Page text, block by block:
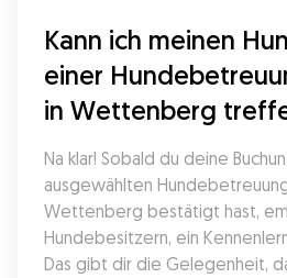
Kann ich meinen
einer
in Wettenberg
Na klar! Sobald du deine
ausgewählten
Wettenberg bestätigt hast,
Hundebesitzern, ein
Das gibt dir die Gelegenheit,